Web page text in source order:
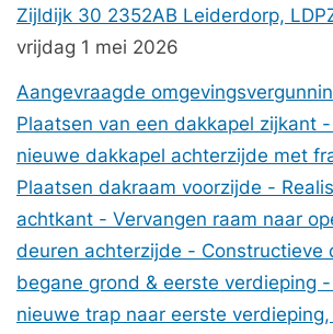
Zijldijk 30 2352AB Leiderdorp,
vrijdag 1 mei 2026
Aangevraagde
Plaatsen van een dakkapel zijkant
nieuwe dakkapel achterzijde met
Plaatsen dakraam voorzijde -
achtkant - Vervangen raam naar
deuren achterzijde - Constructieve
begane grond & eerste verdieping
nieuwe trap naar eerste